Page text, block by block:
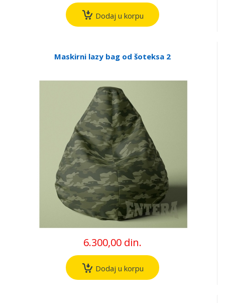
Dodaj u korpu
Maskirni lazy bag od šoteksa 2
6.300,00 din.
Dodaj u korpu